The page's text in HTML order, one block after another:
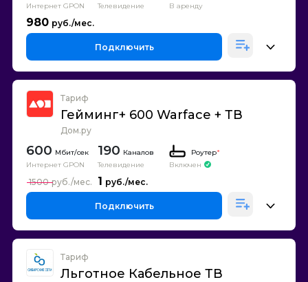
Интернет GPON
Телевидение
В аренду
980
Подключить
Тариф
Гейминг+ 600 Warface + ТВ
Дом.ру
600
Интернет GPON
190 Каналов
Телевидение
Роутер*
Включен
1
1500
Подключить
Тариф
Льготное Кабельное ТВ